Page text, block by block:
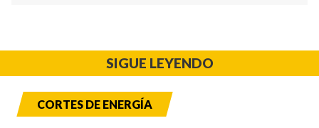
SIGUE LEYENDO
CORTES DE ENERGÍA